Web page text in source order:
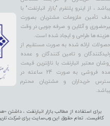
، از اینرو پلتفرم "بازار انبارنفت" با
تأمین ملزومات مشتریان بصورت
و آنلاین و صرفه جویی در وقت
ها طراحی و ایجاد شده است.
ارائه شده به صورت مستقیم از
و تامین کنندگان و عمده
معتبر انبارنفت با نازلترین قیمت
عمده فروشی به صورت 24 ساعته در
خریداران و مشتریان محترم
برای استفاده از مطالب بازار انبارنفت ، داشتن
کافیست. تمام حقوق اين وب‌سايت برای شرکت